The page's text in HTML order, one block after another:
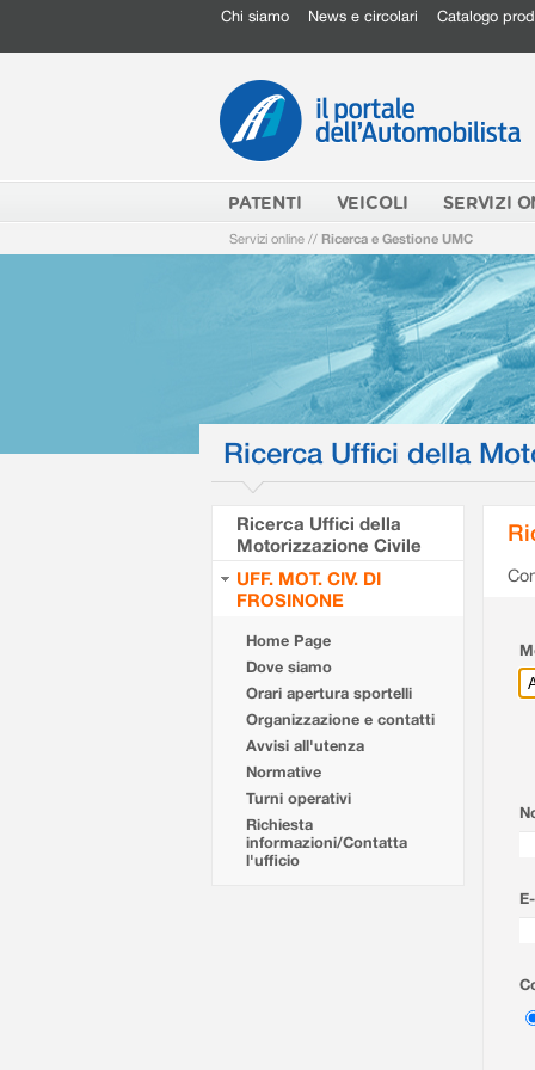
Chi siamo News e circolari Catalogo
PATENTI VEICOLI SERVIZI
Servizi online // Ricerca e Gestione UMC
Ricerca Uffici della
Ricerca Uffici della
Motorizzazione Civile
UFF. MOT. CIV. DI
FROSINONE
Home Page
Dove siamo
Orari apertura sportelli
Organizzazione e contatti
Avvisi all'utenza
Normative
Turni operativi
Richiesta
informazioni/Contatta
l'ufficio